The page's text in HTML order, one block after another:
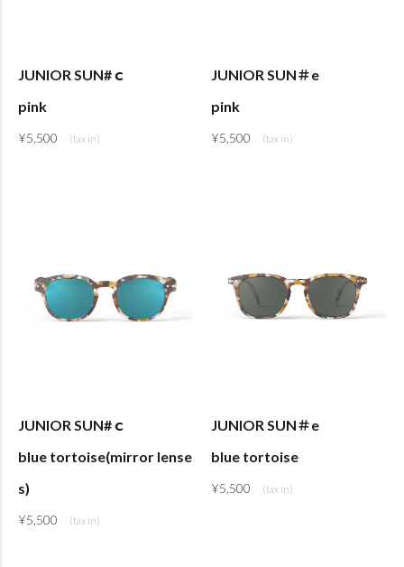
JUNIOR SUN#ｃ
pink
¥5,500
JUNIOR SUN＃e
pink
¥5,500
JUNIOR SUN#ｃ
blue tortoise(mirror lense
s)
¥5,500
JUNIOR SUN＃e
blue tortoise
¥5,500